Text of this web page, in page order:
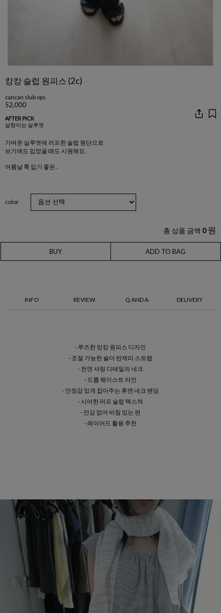
캉캉 슬럽 원피스 (2c)
cancan slub ops
52,000
AFTER PICK
살랑이는 실루엣
가벼운 실루엣에 러프한 슬럽 원단으로
보기에도 입었을 때도 시원해요.
여름날 툭 입기 좋은..
color
총 상품 금액 0 원
BUY ADD TO BAG
INFO REVIEW Q AND A DELIVERY
- 루즈한 캉캉 원피스 디자인
- 조절 가능한 숄더 란제리 스트랩
- 전면 셔링 디테일의 네크
- 드롭 웨이스트 라인
- 안정감 있게 잡아주는 후면 네크 밴딩
- 시어한 러프 슬럽 텍스쳐
- 안감 없어 비침 있는 편
- 레이어드 활용 추천